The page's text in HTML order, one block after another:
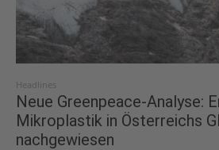
Headlines
Neue Greenpeace-Analyse:
Mikroplastik in Österreichs
nachgewiesen